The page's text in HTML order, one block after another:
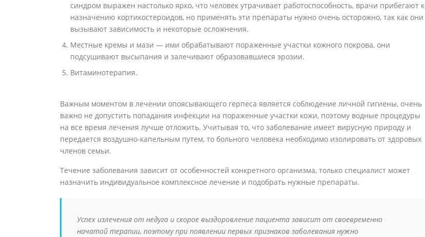
синдром выражен настолько ярко, что человек утрачивает работоспособность, врачи прибегают к
назначению кортикостероидов, но применять эти препараты нужно очень осторожно, так как они
вызывают зависимость и некоторые осложнения.
Местные кремы и мази — ими обрабатывают пораженные участки кожного покрова, они
подсушивают высыпания и залечивают образовавшиеся эрозии.
Витаминотерапия.
Важным моментом в лечении опоясывающего герпеса является соблюдение личной гигиены, очень
важно не допустить попадания инфекции на пораженные участки кожи, поэтому водные процедуры
на все время лечения лучше отложить. Учитывая то, что заболевание имеет вирусную природу и
передается воздушно-капельным путем, то больного человека необходимо изолировать от здоровых
членов семьи.
Течение заболевания зависит от особенностей конкретного организма, только специалист может
назначить индивидуальное комплексное лечение и подобрать нужные препараты.
Успех излечения от недуга и скорое выздоровление пациента зависит от своевременно
начатой терапии, поэтому при появлении первых признаков заболевания нужно